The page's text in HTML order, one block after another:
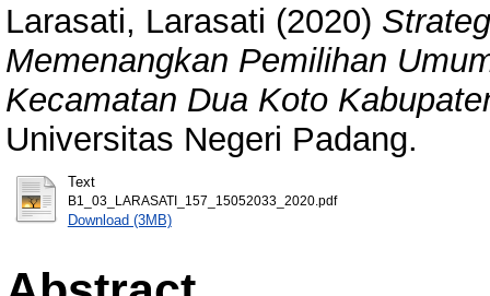
Larasati, Larasati (2020)
Memenangkan Pemilihan
Kecamatan Dua Koto
Universitas Negeri Padang.
Text
B1_03_LARASATI_157_15052033_2020.pdf
Download (3MB)